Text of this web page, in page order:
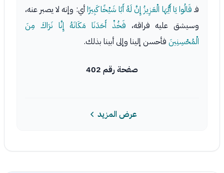
فـ قَالُوا يَا أَيُّهَا الْعَزِيزُ إِنَّ لَهُ أَبًا شَيْخًا كَبِيرًاأي: وإنه لا يصبر عنه،
وسيشق عليه فراقه، فَخُذْ أَحَدَنَا مَكَانَهُ إِنَّا نَرَاكَ مِنَ
الْمُحْسِنِينَ فأحسن إلينا وإلى أبينا بذلك.
صفحة رقم 402
عرض المزيد